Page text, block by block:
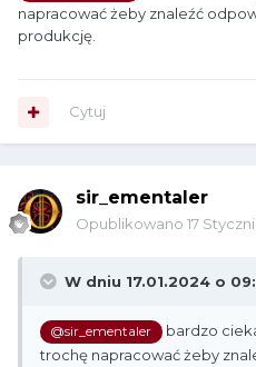
napracować żeby znaleźć
produkcję.
Cytuj
sir_ementaler
Opublikowano 17
W dniu 17.01.2024 o
@sir_ementaler
bardzo
trochę napracować żeby